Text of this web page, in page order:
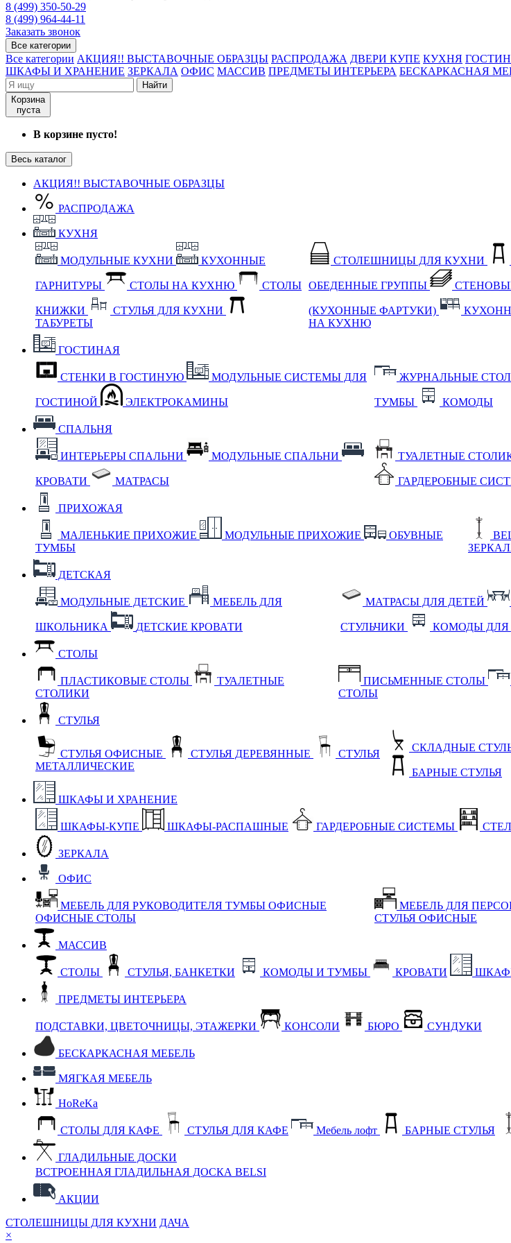
8 (499) 350-50-29
8 (499) 964-44-11
Заказать звонок
Все категории
Все категории АКЦИЯ!! ВЫСТАВОЧНЫЕ ОБРАЗЦЫ РАСПРОДАЖА ДВЕРИ КУПЕ КУХНЯ
ШКАФЫ И ХРАНЕНИЕ ЗЕРКАЛА ОФИС МАССИВ ПРЕДМЕТЫ ИНТЕРЬЕРА БЕСКАРКАСНАЯ
Найти
Корзина
пуста
В корзине пусто!
Весь каталог
АКЦИЯ!! ВЫСТАВОЧНЫЕ ОБРАЗЦЫ
РАСПРОДАЖА
КУХНЯ
МОДУЛЬНЫЕ КУХНИ КУХОННЫЕ
ГАРНИТУРЫ СТОЛЫ НА КУХНЮ СТОЛЫ
КНИЖКИ
СТУЛЬЯ ДЛЯ КУХНИ
ТАБУРЕТЫ
СТОЛЕШНИЦЫ ДЛЯ КУХНИ
ОБЕДЕННЫЕ ГРУППЫ
(КУХОННЫЕ ФАРТУКИ)
НА КУХНЮ
ГОСТИНАЯ
СТЕНКИ В ГОСТИНУЮ МОДУЛЬНЫЕ СИСТЕМЫ ДЛЯ
ГОСТИНОЙ ЭЛЕКТРОКАМИНЫ
ЖУРНАЛЬНЫЕ
ТУМБЫ КОМОДЫ
СПАЛЬНЯ
ИНТЕРЬЕРЫ СПАЛЬНИ МОДУЛЬНЫЕ СПАЛЬНИ
КРОВАТИ МАТРАСЫ
ТУАЛЕТНЫЕ
ГАРДЕРОБНЫЕ
ПРИХОЖАЯ
МАЛЕНЬКИЕ ПРИХОЖИЕ МОДУЛЬНЫЕ ПРИХОЖИЕ
ОБУВНЫЕ
ТУМБЫ
ДЕТСКАЯ
МОДУЛЬНЫЕ ДЕТСКИЕ МЕБЕЛЬ ДЛЯ
ШКОЛЬНИКА ДЕТСКИЕ КРОВАТИ
МАТРАСЫ ДЛЯ ДЕТЕЙ
СТУЛЬЧИКИ КОМОДЫ ДЛЯ
СТОЛЫ
ПЛАСТИКОВЫЕ СТОЛЫ
ТУАЛЕТНЫЕ
СТОЛИКИ
ПИСЬМЕННЫЕ СТОЛЫ
СТОЛЫ
СТУЛЬЯ
СТУЛЬЯ ОФИСНЫЕ СТУЛЬЯ ДЕРЕВЯННЫЕ
СТУЛЬЯ
МЕТАЛЛИЧЕСКИЕ
СКЛАДНЫЕ
БАРНЫЕ СТУЛЬЯ
ШКАФЫ И ХРАНЕНИЕ
ШКАФЫ-КУПЕ ШКАФЫ-РАСПАШНЫЕ ГАРДЕРОБНЫЕ СИСТЕМЫ
ЗЕРКАЛА
ОФИС
МЕБЕЛЬ ДЛЯ РУКОВОДИТЕЛЯ ТУМБЫ ОФИСНЫЕ
ОФИСНЫЕ СТОЛЫ
МЕБЕЛЬ ДЛЯ
СТУЛЬЯ ОФИСНЫЕ
МАССИВ
СТОЛЫ СТУЛЬЯ, БАНКЕТКИ КОМОДЫ И ТУМБЫ КРОВАТИ
ПРЕДМЕТЫ ИНТЕРЬЕРА
ПОДСТАВКИ, ЦВЕТОЧНИЦЫ, ЭТАЖЕРКИ КОНСОЛИ БЮРО СУНДУКИ
БЕСКАРКАСНАЯ МЕБЕЛЬ
МЯГКАЯ МЕБЕЛЬ
HoReKa
СТОЛЫ ДЛЯ КАФЕ СТУЛЬЯ ДЛЯ КАФЕ Мебель лофт БАРНЫЕ СТУЛЬЯ
ГЛАДИЛЬНЫЕ ДОСКИ
ВСТРОЕННАЯ ГЛАДИЛЬНАЯ ДОСКА BELSI
АКЦИИ
СТОЛЕШНИЦЫ ДЛЯ КУХНИ ДАЧА
×